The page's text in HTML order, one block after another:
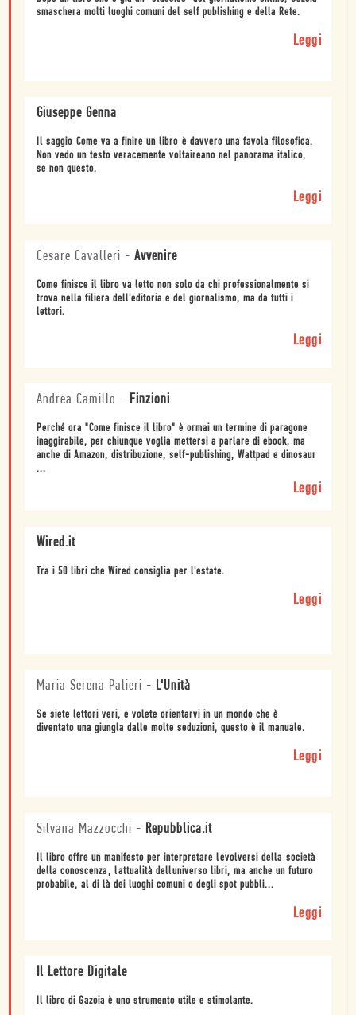
smaschera molti luoghi comuni del self publishing e della Rete.
Leggi
Giuseppe Genna
Il saggio Come va a finire un libro è davvero una favola filosofica.
Non vedo un testo veracemente voltaireano nel panorama italico,
se non questo.
Leggi
Cesare Cavalleri - Avvenire
Come finisce il libro va letto non solo da chi professionalmente si
trova nella filiera dell'editoria e del giornalismo, ma da tutti i
lettori.
Leggi
Andrea Camillo - Finzioni
Perché ora "Come finisce il libro" è ormai un termine di paragone
inaggirabile, per chiunque voglia mettersi a parlare di ebook, ma
anche di Amazon, distribuzione, self-publishing, Wattpad e dinosaur
...
Leggi
Wired.it
Tra i 50 libri che Wired consiglia per l'estate.
Leggi
Maria Serena Palieri - L'Unità
Se siete lettori veri, e volete orientarvi in un mondo che è
diventato una giungla dalle molte seduzioni, questo è il manuale.
Leggi
Silvana Mazzocchi - Repubblica.it
Il libro offre un manifesto per interpretare levolversi della società
della conoscenza, lattualità delluniverso libri, ma anche un futuro
probabile, al di là dei luoghi comuni o degli spot pubbli...
Leggi
Il Lettore Digitale
Il libro di Gazoia è uno strumento utile e stimolante.